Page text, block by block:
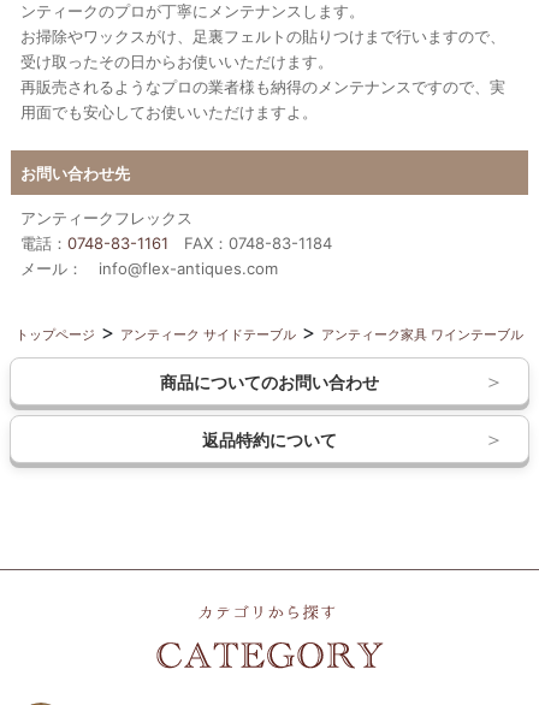
ンティークのプロが丁寧にメンテナンスします。
お掃除やワックスがけ、足裏フェルトの貼りつけまで行いますので、
受け取ったその日からお使いいただけます。
再販売されるようなプロの業者様も納得のメンテナンスですので、実
用面でも安心してお使いいただけますよ。
お問い合わせ先
アンティークフレックス
電話： 0748-83-1161 FAX：0748-83-1184
メール： info@flex-antiques.com
トップページ アンティーク サイドテーブル アンティーク家具 ワインテーブル
商品についてのお問い合わせ
返品特約について